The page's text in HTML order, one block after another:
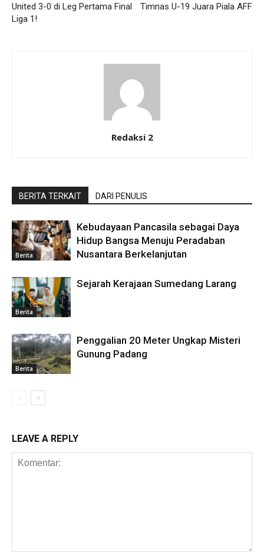
United 3-0 di Leg Pertama Final
Liga 1!
Timnas U-19 Juara Piala AFF
Redaksi 2
BERITA TERKAIT DARI PENULIS
Berita
Kebudayaan Pancasila sebagai Daya
Hidup Bangsa Menuju Peradaban
Nusantara Berkelanjutan
Berita
Sejarah Kerajaan Sumedang Larang
Berita
Penggalian 20 Meter Ungkap Misteri
Gunung Padang
LEAVE A REPLY